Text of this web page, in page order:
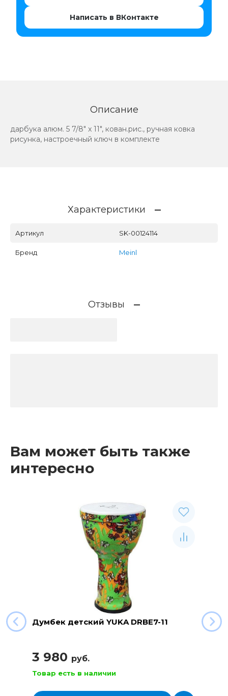
Написать в ВКонтакте
Описание
дарбука алюм. 5 7/8" x 11", кован.рис., ручная ковка
рисунка, настроечный ключ в комплекте
Характеристики
Артикул SK-00124114
Бренд Meinl
Отзывы
Вам может быть также
интересно
Думбек детский YUKA DRBE7-11
3 980 руб.
Товар есть в наличии